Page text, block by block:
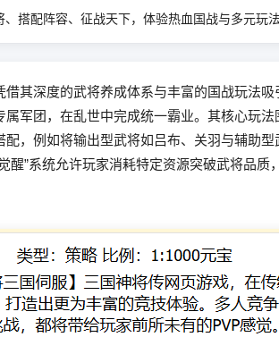
搭配阵容、征战天下，体验热血国战与多元玩法
其深度的武将养成体系与丰富的国战玩法吸
军团，在乱世中完成统一霸业。其核心玩法
，例如将输出型武将如吕布、关羽与辅助型
”系统允许玩家消耗特定资源突破武将品质